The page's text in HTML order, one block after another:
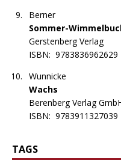
Berner
Sommer-
Gerstenberg Verlag
ISBN: 9783836962629
Wunnicke
Wachs
Berenberg Verlag
ISBN: 9783911327039
TAGS